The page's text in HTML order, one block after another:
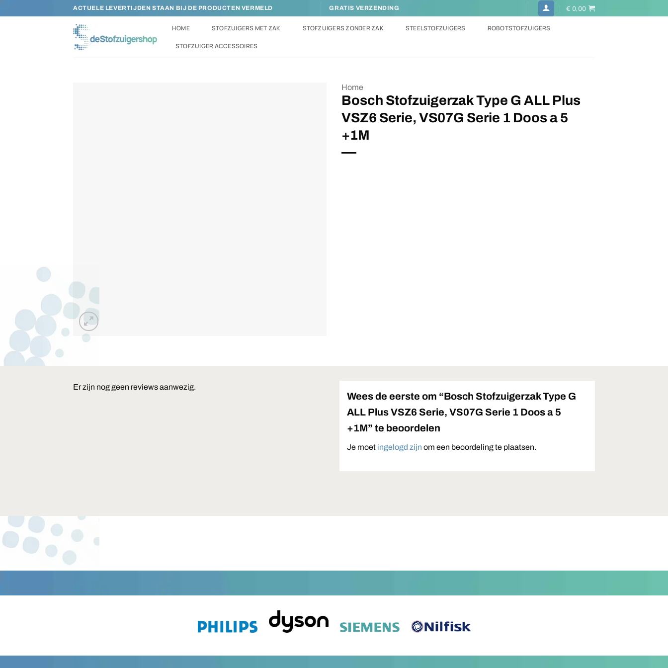
naar
ACTUELE LEVERTIJDEN STAAN BIJ DE PRODUCTEN VERMELD GRATIS VERZENDING € 0,00
HOME STOFZUIGERS MET ZAK STOFZUIGERS ZONDER ZAK STEELSTOFZUIGERS ROBOTSTOFZUIGERS
STOFZUIGER ACCESSOIRES
Home
Bosch Stofzuigerzak Type G ALL Plus
VSZ6 Serie, VS07G Serie 1 Doos a 5
+1M
Er zijn nog geen reviews aanwezig.
Wees de eerste om “Bosch Stofzuigerzak Type G
ALL Plus VSZ6 Serie, VS07G Serie 1 Doos a 5
+1M” te beoordelen
Je moet ingelogd zijn om een beoordeling te plaatsen.